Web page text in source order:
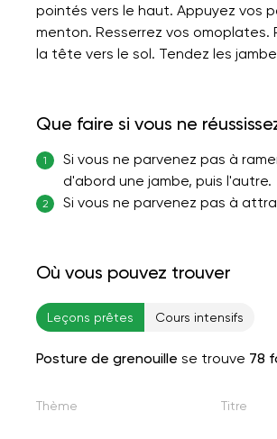
pointés vers le haut. Appuyez vos
menton. Resserrez vos omoplates.
la tête vers le sol. Tendez les
Que faire si vous ne
1
Si vous ne parvenez pas à
d'abord une jambe, puis l'autre.
2 Si vous ne parvenez pas à
Où vous pouvez trouver
Leçons prêtes Cours intensifs
Posture de grenouille se trouve 78
Thème Titre